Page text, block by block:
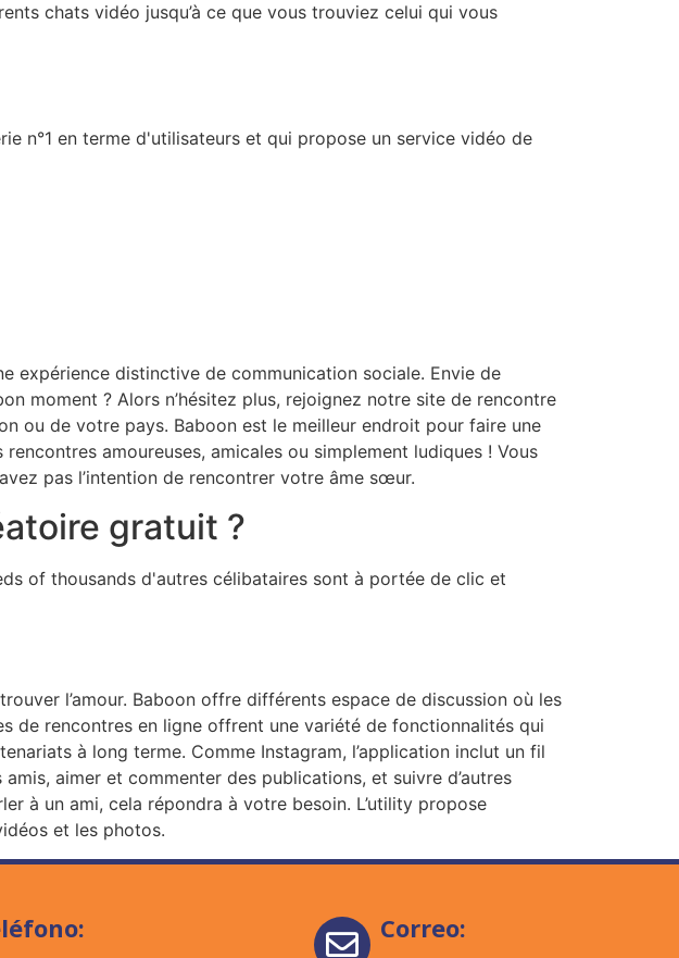
chats vidéo jusqu’à ce que vous trouviez celui qui vous
n°1 en terme d'utilisateurs et qui propose un service vidéo de
expérience distinctive de communication sociale. Envie de
moment ? Alors n’hésitez plus, rejoignez notre site de rencontre
ou de votre pays. Baboon est le meilleur endroit pour faire une
amoureuses, amicales ou simplement ludiques ! Vous
pas l’intention de rencontrer votre âme sœur.
gratuit ?
of thousands d'autres célibataires sont à portée de clic et
l’amour. Baboon offre différents espace de discussion où les
de rencontres en ligne offrent une variété de fonctionnalités qui
à long terme. Comme Instagram, l’application inclut un fil
aimer et commenter des publications, et suivre d’autres
à un ami, cela répondra à votre besoin. L’utility propose
et les photos.
Correo: